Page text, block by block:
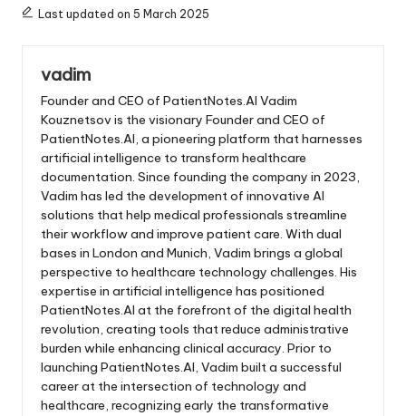
Last updated on 5 March 2025
vadim
Founder and CEO of PatientNotes.AI Vadim
Kouznetsov is the visionary Founder and CEO of
PatientNotes.AI, a pioneering platform that harnesses
artificial intelligence to transform healthcare
documentation. Since founding the company in 2023,
Vadim has led the development of innovative AI
solutions that help medical professionals streamline
their workflow and improve patient care. With dual
bases in London and Munich, Vadim brings a global
perspective to healthcare technology challenges. His
expertise in artificial intelligence has positioned
PatientNotes.AI at the forefront of the digital health
revolution, creating tools that reduce administrative
burden while enhancing clinical accuracy. Prior to
launching PatientNotes.AI, Vadim built a successful
career at the intersection of technology and
healthcare, recognizing early the transformative